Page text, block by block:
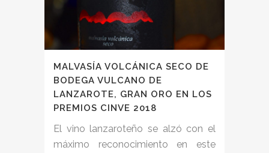
MALVASÍA VOLCÁNICA SECO DE
BODEGA VULCANO DE
LANZAROTE, GRAN ORO EN LOS
PREMIOS CINVE 2018
El vino lanzaroteño se alzó con el
máximo reconocimiento en este